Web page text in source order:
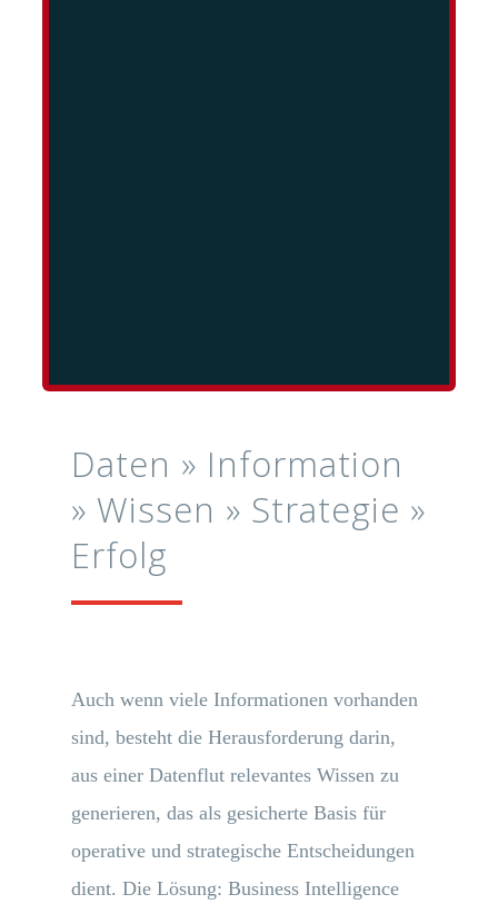
Daten » Information
» Wissen » Strategie »
Erfolg
Auch wenn viele Informationen vorhanden
sind, besteht die Herausforderung darin,
aus einer Datenflut relevantes Wissen zu
generieren, das als gesicherte Basis für
operative und strategische Entscheidungen
dient. Die Lösung: Business Intelligence